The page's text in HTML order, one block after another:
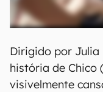
Dirigido por Julia
história de Chico
visivelmente